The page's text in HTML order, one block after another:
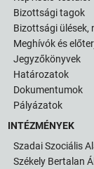
Bizottsági tagok
Bizottsági ülések,
Meghívók és
Jegyzőkönyvek
Határozatok
Dokumentumok
Pályázatok
INTÉZMÉNYEK
Szadai Szociális
Székely Bertalan